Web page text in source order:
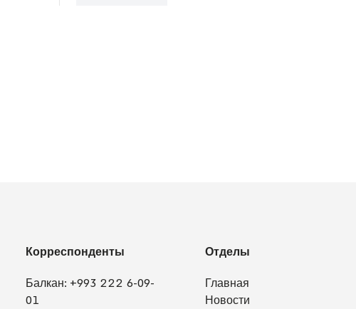
Корреспонденты
Балкан: +993 222 6-09-
01
Отделы
Главная
Новости